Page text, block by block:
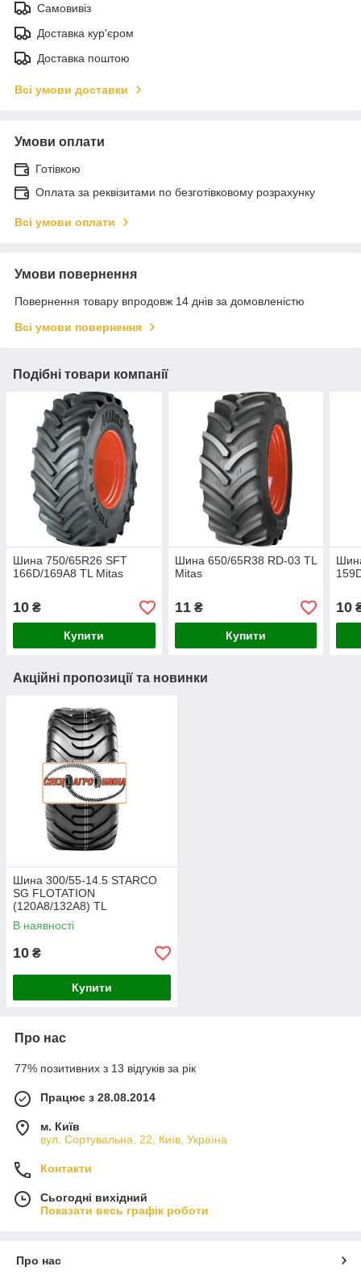
Самовивіз
Доставка кур'єром
Доставка поштою
Всі умови доставки
Умови оплати
Готівкою
Оплата за реквізитами по безготівковому розрахунку
Всі умови оплати
Умови повернення
Повернення товару впродовж 14 днів за домовленістю
Всі умови повернення
Подібні товари компанії
Шина 750/65R26 SFT
166D/169A8 TL Mitas
10 ₴
Купити
Шина 650/65R38 RD-03 TL
Mitas
11₴
Купити
10
Акційні пропозиції та новинки
Шина 300/55-14.5 STARCO
SG FLOTATION
(120A8/132A8) TL
В наявності
10 ₴
Купити
Про нас
77% позитивних з 13 відгуків за рік
Працює з 28.08.2014
м. Київ
вул. Сортувальна, 22, Київ, Україна
Контакти
Сьогодні вихідний
Показати весь графік роботи
Про нас